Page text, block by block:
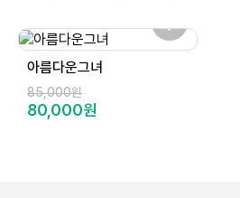
아름다운그녀
85,000원
80,000원